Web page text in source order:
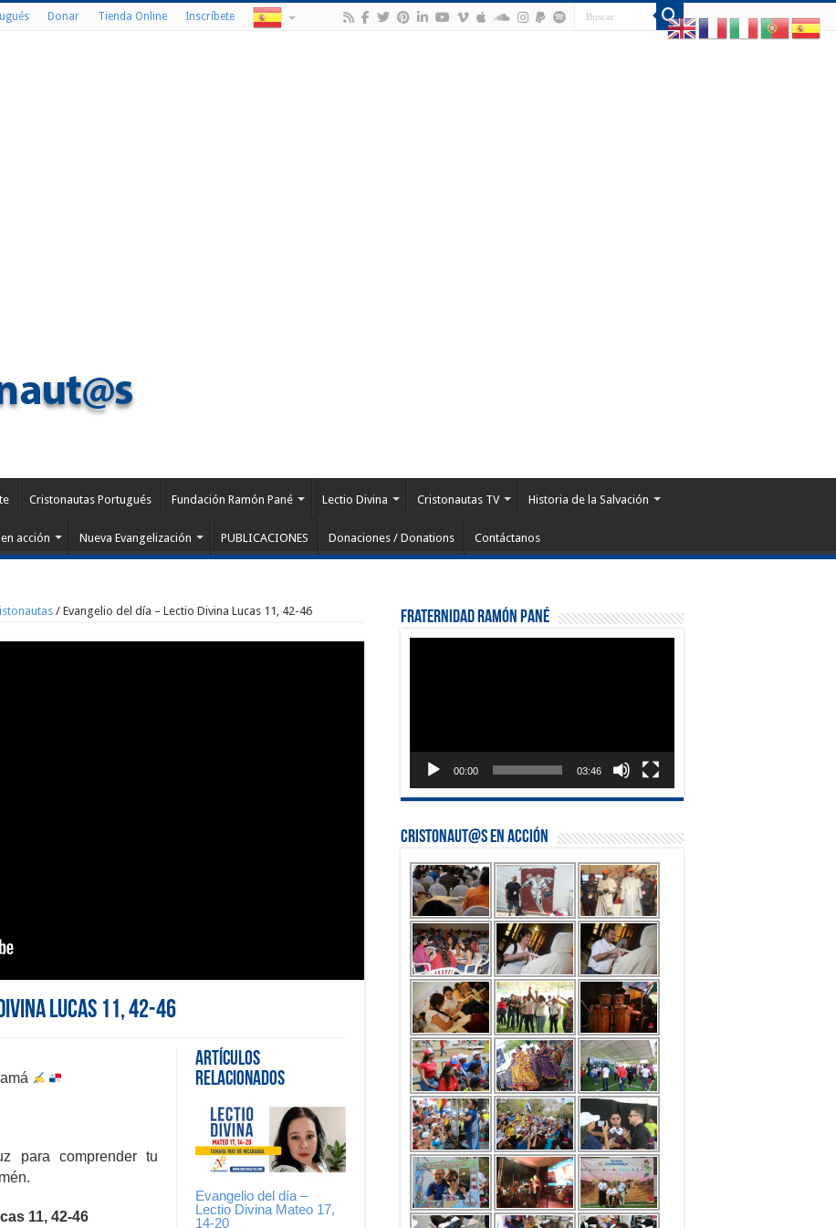
Donar Tienda Online Inscríbete
Cristonautas Portugués Fundación Ramón Pané Lectio Divina Cristonautas TV Historia de la Salvación
acción Nueva Evangelización PUBLICACIONES Donaciones / Donations Contáctanos
/ Evangelio del día – Lectio Divina Lucas 11, 42-46
Lucas 11, 42-46
Artículos
Relacionados
Evangelio del día –
Lectio Divina Mateo 17,
14-20
para comprender tu
11, 42-46
Fraternidad Ramón Pané
00:00 03:46
Cristonaut@s en Acción